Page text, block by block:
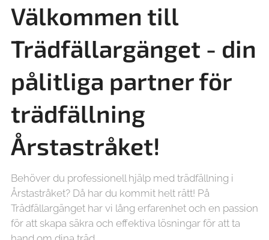
Välkommen till
Trädfällargänget - din
pålitliga partner för
trädfällning
Årstastråket!
Behöver du professionell hjälp med trädfällning i
Årstastråket? Då har du kommit helt rätt! På
Trädfällargänget har vi lång erfarenhet och en passion
för att skapa säkra och effektiva lösningar för att ta